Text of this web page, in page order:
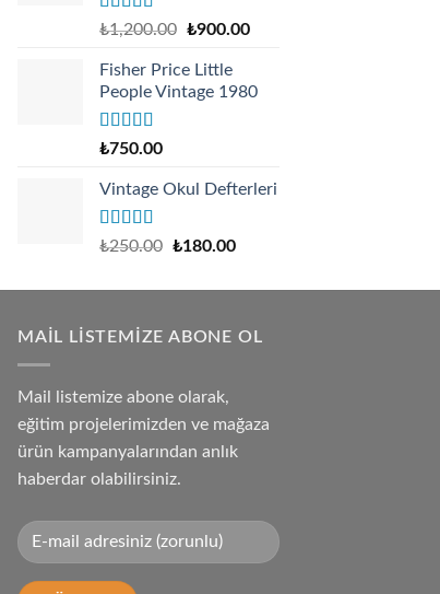
Rated5.00
₺1,200.00 ₺900.00
Fisher Price Little
People Vintage 1980
Rated4.67
₺750.00
Vintage Okul Defterleri
Rated
₺250.00 Original
was:
₺180.00Current
is:
MAIL LISTEMIZE ABONE OL
Mail listemize abone olarak,
eğitim projelerimizden ve mağaza
ürün kampanyalarından anlık
haberdar olabilirsiniz.